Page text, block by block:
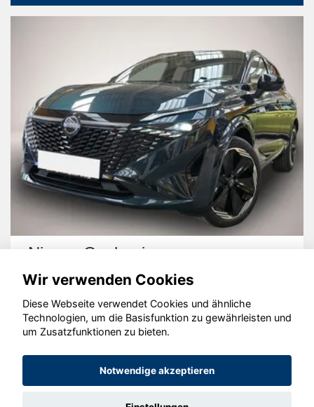
Nissan Qashqai
© konjunkturmotor.de GmbH 2020 - 2026
Wir verwenden Cookies
Diese Webseite verwendet Cookies und ähnliche
Technologien, um die Basisfunktion zu gewährleisten und
um Zusatzfunktionen zu bieten.
Notwendige akzeptieren